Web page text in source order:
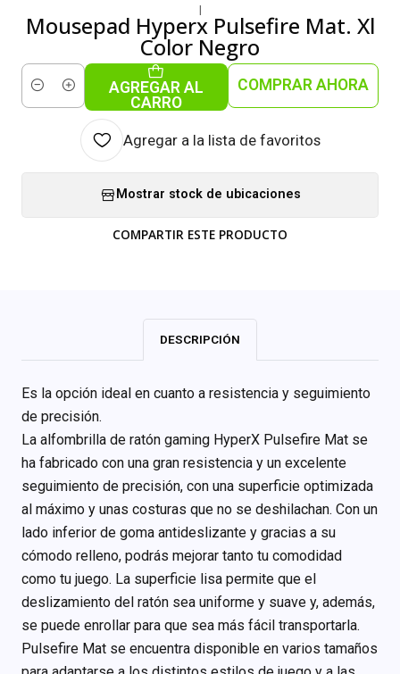
|
Mousepad Hyperx Pulsefire Mat. Xl
Color Negro
Cantidad
AGREGAR AL
CARRO
COMPRAR AHORA
Agregar a la lista de favoritos
Mostrar stock de ubicaciones
COMPARTIR ESTE PRODUCTO
DESCRIPCIÓN
Es la opción ideal en cuanto a resistencia y seguimiento
de precisión.
La alfombrilla de ratón gaming HyperX Pulsefire Mat se
ha fabricado con una gran resistencia y un excelente
seguimiento de precisión, con una superficie optimizada
al máximo y unas costuras que no se deshilachan. Con un
lado inferior de goma antideslizante y gracias a su
cómodo relleno, podrás mejorar tanto tu comodidad
como tu juego. La superficie lisa permite que el
deslizamiento del ratón sea uniforme y suave y, además,
se puede enrollar para que sea más fácil transportarla.
Pulsefire Mat se encuentra disponible en varios tamaños